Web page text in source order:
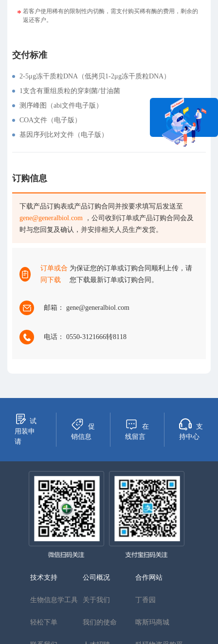
若客户使用稀有的限制性内切酶，需支付购买稀有酶的费用，剩余的
返还客户。
交付标准
2-5μg冻干质粒DNA（低拷贝1-2μg冻干质粒DNA）
1支含有重组质粒的穿刺菌/甘油菌
测序峰图（abi文件电子版）
COA文件（电子版）
基因序列比对文件（电子版）
订购信息
下载产品订购表或产品订购合同并按要求填写后发送至
gene@generalbiol.com ，公司收到订单或产品订购合同会及
时与您回复及确认，并安排相关人员生产发货。
订单或合
同下载
为保证您的订单或订购合同顺利上传，请
您下载最新订单或订购合同。
邮箱： gene@generalbiol.com
电话： 0550-3121666转8118
试
用装申
请
促
销信息
在
线留言
支
持中心
技术支持
生物信息学工具
轻松下单
公司概况
关于我们
我们的使命
合作网站
丁香园
喀斯玛商城